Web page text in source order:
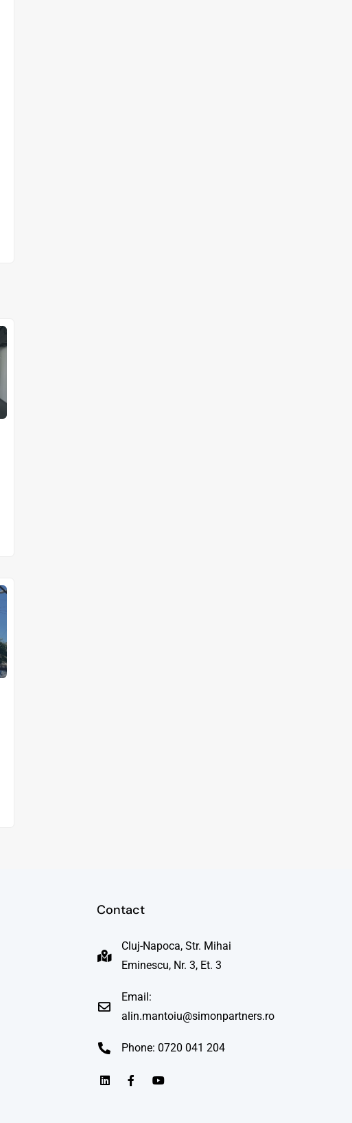
Contact
Cluj-Napoca, Str. Mihai
Eminescu, Nr. 3, Et. 3
Email:
alin.mantoiu@simonpartners.ro
Phone: 0720 041 204